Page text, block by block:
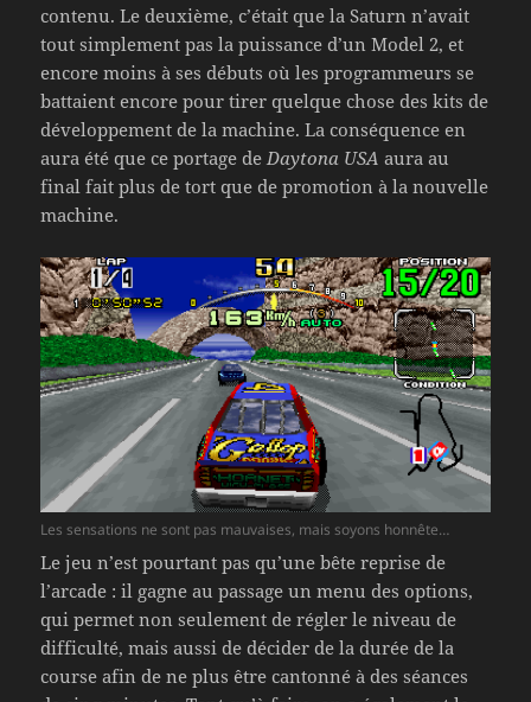
contenu. Le deuxième, c’était que la Saturn n’avait
tout simplement pas la puissance d’un Model 2, et
encore moins à ses débuts où les programmeurs se
battaient encore pour tirer quelque chose des kits de
développement de la machine. La conséquence en
aura été que ce portage de Daytona USA aura au
final fait plus de tort que de promotion à la nouvelle
machine.
Les sensations ne sont pas mauvaises, mais soyons honnête…
Le jeu n’est pourtant pas qu’une bête reprise de
l’arcade : il gagne au passage un menu des options,
qui permet non seulement de régler le niveau de
difficulté, mais aussi de décider de la durée de la
course afin de ne plus être cantonné à des séances